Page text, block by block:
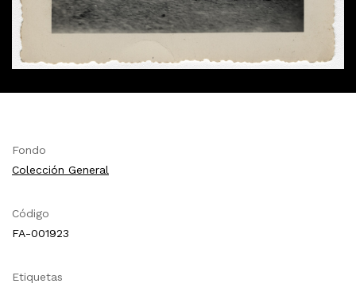
Fondo
Colección General
Código
FA-001923
Etiquetas